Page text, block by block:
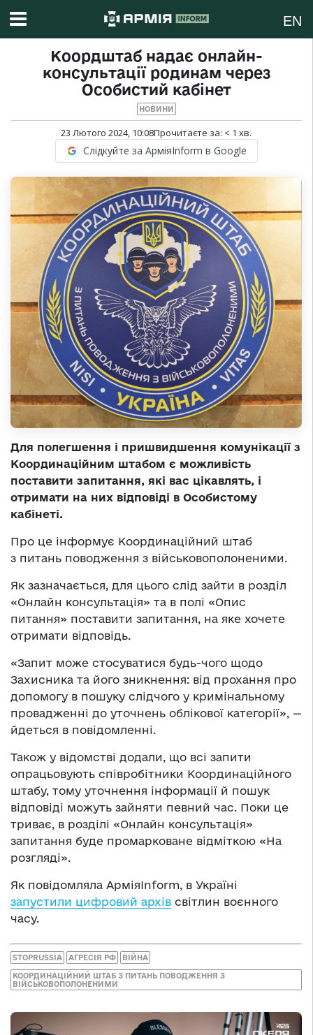
EN
Коордштаб надає онлайн-
консультації родинам через
Особистий кабінет
НОВИНИ
23 Лютого 2024, 10:08Прочитаєте за: < 1 хв.
Слідкуйте за АрміяInform в Google
Для полегшення і пришвидшення комунікації з
Координаційним штабом є можливість
поставити запитання, які вас цікавлять, і
отримати на них відповіді в Особистому
кабінеті.
Про це інформує Координаційний штаб
з питань поводження з військовополоненими.
Як зазначається, для цього слід зайти в розділ
«Онлайн консультація» та в полі «Опис
питання» поставити запитання, на яке хочете
отримати відповідь.
«Запит може стосуватися будь-чого щодо
Захисника та його зникнення: від прохання про
допомогу в пошуку слідчого у кримінальному
провадженні до уточнень облікової категорії», —
йдеться в повідомленні.
Також у відомстві додали, що всі запити
опрацьовують співробітники Координаційного
штабу, тому уточнення інформації й пошук
відповіді можуть зайняти певний час. Поки це
триває, в розділі «Онлайн консультація»
запитання буде промарковане відміткою «На
розгляді».
Як повідомляла АрміяInform, в Україні
запустили цифровий архів світлин воєнного
часу.
STOPRUSSIA АГРЕСІЯ РФ ВІЙНА
КООРДИНАЦІЙНИЙ ШТАБ З ПИТАНЬ ПОВОДЖЕННЯ З
ВІЙСЬКОВОПОЛОНЕНИМИ